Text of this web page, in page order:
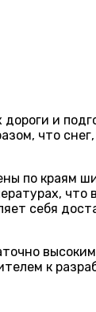
и
что
по краям
себя
к